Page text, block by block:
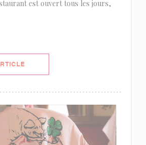
est ouvert tous les jours,
((OUVRE UNE NOUVELLE